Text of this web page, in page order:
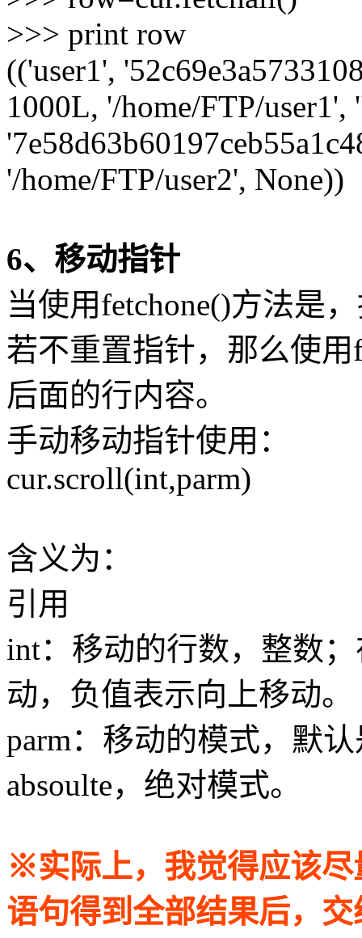
>>> print row
(('user1',
1000L, '/home/FTP/user1',
'/home/FTP/user2', None))
6、移动指针
当使用fetchone()方法是
若不重置指针，那么使
后面的行内容。
手动移动指针使用：
cur.scroll(int,parm)
含义为：
引用
int：移动的行数，整数
动，负值表示向上移动。
parm：移动的模式，默
absoulte，绝对模式。
※实际上，我觉得应该尽
语句得到全部结果后，